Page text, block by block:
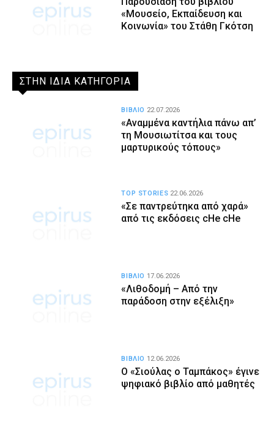
«Μουσείο, Εκπαίδευση και
Κοινωνία» του Στάθη Γκότση
ΣΤΗΝ ΙΔΙΑ ΚΑΤΗΓΟΡΙΑ
«Αναμμένα καντήλια πάνω απ’
τη Μουσιωτίτσα και τους
μαρτυρικούς τόπους»
ΒΙΒΛΙΟ 22.07.2026
«Σε παντρεύτηκα από χαρά»
από τις εκδόσεις cHe cHe
TOP STORIES 22.06.2026
«Λιθοδομή – Από την
παράδοση στην εξέλιξη»
ΒΙΒΛΙΟ 17.06.2026
Ο «Σιούλας ο Ταμπάκος» έγινε
ψηφιακό βιβλίο από μαθητές
ΒΙΒΛΙΟ 12.06.2026